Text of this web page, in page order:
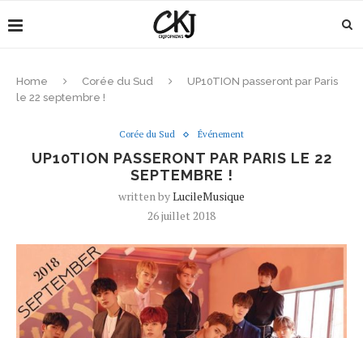
Home Corée du Sud
UP10TION passeront par Paris
le 22 septembre !
Corée du Sud Événement
UP10TION PASSERONT PAR PARIS LE 22
SEPTEMBRE !
written byLucileMusique
26 juillet 2018